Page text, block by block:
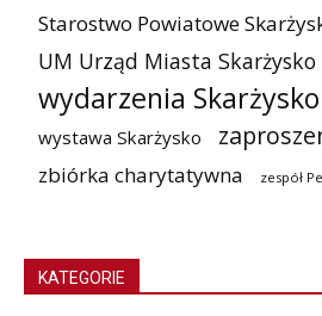
Starostwo Powiatowe
UM Urząd Miasta Skarżysko
wydarzenia Skarżysko
wystawa Skarżysko
zbiórka charytatywna zespół
KATEGORIE